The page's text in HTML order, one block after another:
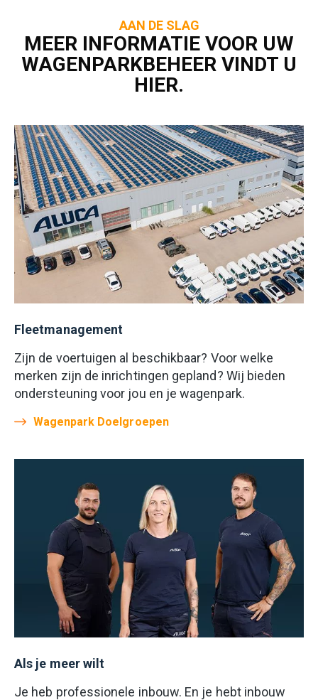
AAN DE SLAG
MEER INFORMATIE VOOR UW
WAGENPARKBEHEER VINDT U
HIER.
Fleetmanagement
Zijn de voertuigen al beschikbaar? Voor welke
merken zijn de inrichtingen gepland? Wij bieden
ondersteuning voor jou en je wagenpark.
Wagenpark Doelgroepen
Als je meer wilt
Je heb professionele inbouw. En je hebt inbouw